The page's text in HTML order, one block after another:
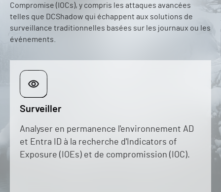
Compromise (IOCs), y compris les attaques avancées
telles que DCShadow qui échappent aux solutions de
surveillance traditionnelles basées sur les journaux ou les
événements.
Surveiller
Analyser en permanence l'environnement AD
et Entra ID à la recherche d'Indicators of
Exposure (IOEs) et de compromission (IOC).